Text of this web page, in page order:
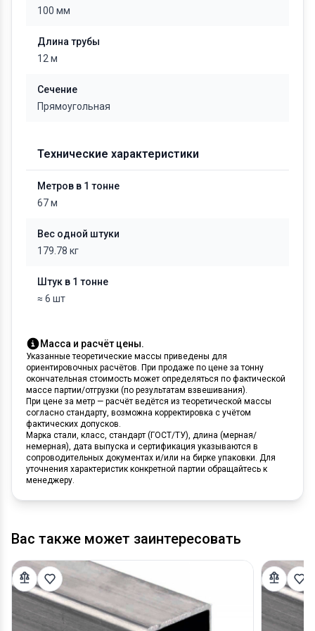
100 мм
Длина трубы
12 м
Сечение
Прямоугольная
Технические характеристики
Метров в 1 тонне
67 м
Вес одной штуки
179.78 кг
Штук в 1 тонне
≈ 6 шт
Масса и расчёт цены.
Указанные теоретические массы приведены для
ориентировочных расчётов. При продаже по цене за тонну
окончательная стоимость может определяться по фактической
массе партии/отгрузки (по результатам взвешивания).
При цене за метр — расчёт ведётся из теоретической массы
согласно стандарту, возможна корректировка с учётом
фактических допусков.
Марка стали, класс, стандарт (ГОСТ/ТУ), длина (мерная/
немерная), дата выпуска и сертификация указываются в
сопроводительных документах и/или на бирке упаковки. Для
уточнения характеристик конкретной партии обращайтесь к
менеджеру.
Вас также может заинтересовать